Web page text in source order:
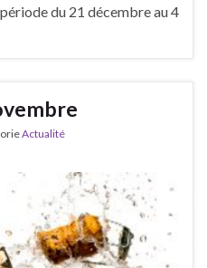
du 21 décembre au 4
Actualité